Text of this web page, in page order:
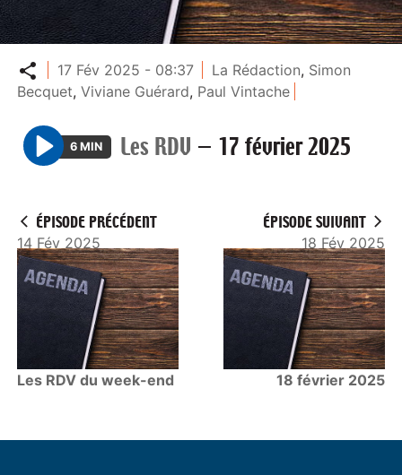
Partager
17 Fév 2025 - 08:37 La Rédaction, Simon
Becquet,Viviane Guérard, Paul Vintache
P
y
6 MIN Les RDV — 17 février 2025
ÉPISODE PRÉCÉDENT
14 Fév 2025
Les RDV du week-end
ÉPISODE SUIVANT
18 Fév 2025
18 février 2025